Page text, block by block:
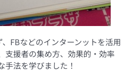
FBなどのインターンットを活用
支援者の集め方、効果的・効率
手法を学びました！